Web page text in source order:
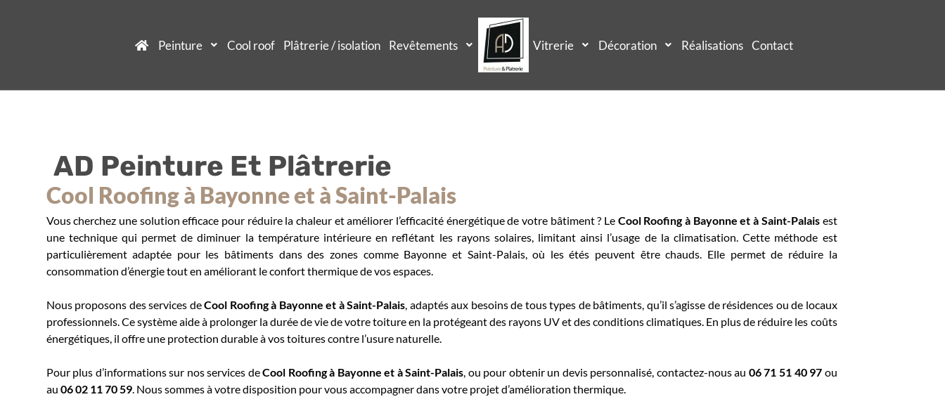
Peinture Cool roof Plâtrerie / isolation Revêtements Vitrerie Décoration Réalisations Contact
AD Peinture Et Plâtrerie
Cool Roofing à Bayonne et à Saint-Palais
Vous cherchez une solution efficace pour réduire la chaleur et améliorer l’efficacité énergétique de votre bâtiment ? Le Cool Roofing à Bayonne et à Saint-Palaisest
une technique qui permet de diminuer la température intérieure en reflétant les rayons solaires, limitant ainsi l’usage de la climatisation. Cette méthode est
particulièrement adaptée pour les bâtiments dans des zones comme Bayonne et Saint-Palais, où les étés peuvent être chauds. Elle permet de réduire la
consommation d’énergie tout en améliorant le confort thermique de vos espaces.
Nous proposons des services deCool Roofingà Bayonne et à Saint-Palais, adaptés aux besoins de tous types de bâtiments, qu’il s’agisse de résidences ou de locaux
professionnels. Ce système aide à prolonger la durée de vie de votre toiture en la protégeant des rayons UV et des conditions climatiques. En plus de réduire les coûts
énergétiques, il offre une protection durable à vos toitures contre l’usure naturelle.
Pour plus d’informations sur nos services deCool Roofing à Bayonne et à Saint-Palais, ou pour obtenir un devis personnalisé, contactez-nous au 06 71 51 40 97 ou
au 06 02 11 70 59. Nous sommes à votre disposition pour vous accompagner dans votre projet d’amélioration thermique.